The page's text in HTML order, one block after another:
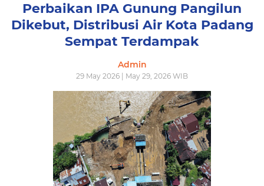
Perbaikan IPA Gunung Pangilun
Dikebut, Distribusi Air Kota Padang
Sempat Terdampak
Admin
29 May 2026 | May 29, 2026 WIB